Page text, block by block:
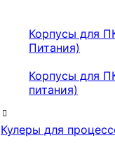
Корпусы для
Питания)
Корпусы для
питания)
Кулеры для